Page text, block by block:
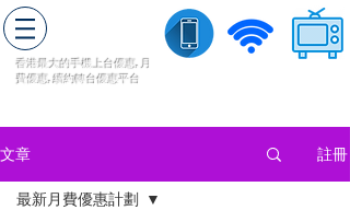
香港最大的手機上台優惠, 月
費優惠,續約轉台優惠平台
文章 註冊
最新月費優惠計劃